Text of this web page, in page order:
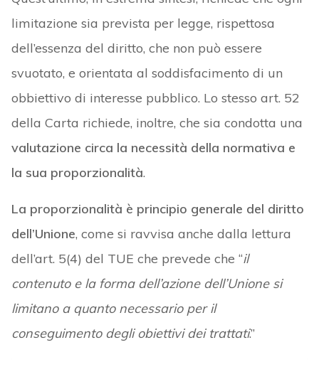
limitazione sia prevista per legge, rispettosa
dell’essenza del diritto, che non può essere
svuotato, e orientata al soddisfacimento di un
obbiettivo di interesse pubblico. Lo stesso art. 52
della Carta richiede, inoltre, che sia condotta una
valutazione circa la necessità della normativa e
la sua proporzionalità.
La proporzionalità è principio generale del diritto
dell’Unione, come si ravvisa anche dalla lettura
dell’art. 5(4) del TUE che prevede che “il
contenuto e la forma dell’azione dell’Unione si
limitano a quanto necessario per il
conseguimento degli obiettivi dei trattati.”